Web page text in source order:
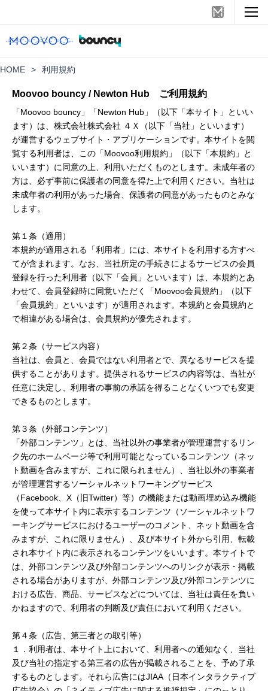
HOME > 利用規約
Moovoo bouncy / Newton Hub ご利用規約
「Moovoo bouncy」「Newton Hub」（以下「本サイト」といい
ます）は、株式会社株式会社 ４Ｘ（以下「当社」といいます）
が運営するウェブサイト・アプリケーションです。本サイトを閲
覧する利用者は、この「Moovoo利用規約」（以下「本規約」と
いいます）に同意の上、利用いただくものとします。未成年者の
方は、必ず事前に保護者の同意を得た上で利用ください。当社は
未成年者の利用があった場合、保護者の同意があったものとみな
します。
第１条（適用）
本規約が適用される「利用者」には、本サイトを利用する方すべ
てが含まれます。なお、当社所定の手続きによるサービスの会員
登録を行った利用者（以下「会員」といいます）は、本規約とあ
わせて、会員登録時に同意いただく「Moovoo会員規約」（以下
「会員規約」といいます）が適用されます。本規約と会員規約と
で相違がある場合は、会員規約が優先されます。
第２条（サービス内容）
当社は、会員と、会員ではない利用者とで、異なるサービスを提
供することがあります。提供されるサービスの内容等は、当社が
任意に決定し、利用者の事前の承諾を得ることなくいつでも変更
できるものとします。
第３条（外部コンテンツ）
「外部コンテンツ」とは、当社以外の事業者が管理運営するリン
ク先のホームページ等で利用可能となっているコンテンツ（ネッ
ト動画を含みますが、これに限られません）、当社以外の事業者
が管理運営するソーシャルネットワーキングサービス
（Facebook、X（旧Twitter）等）の機能または動画埋め込み機能
を使って本サイト内に表示するコンテンツ（ソーシャルネットワ
ーキングサービスにおけるユーザーのコメント、ネット動画を含
みますが、これに限りません）、及び本サイト外から引用、転載
され本サイト内に表示されるコンテンツをいいます。本サイトで
は、外部コンテンツ及び外部コンテンツへのリンクが表示・掲載
される場合がありますが、外部コンテンツ及び外部コンテンツに
おける広告、商品、サービスなどについては、当社は責任を負い
かねますので、利用者の判断及び責任において利用ください。
第４条（広告、第三者との取引等）
１．利用者は、本サイト上において、利用者への通知なく、当社
及び当社の指定する第三者の広告が掲載されることを、予め了承
するものとします。それら広告にはJIAA（日本インタラクティブ